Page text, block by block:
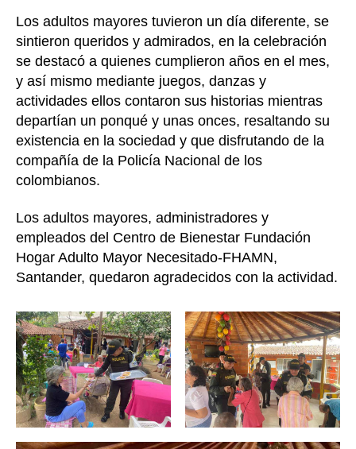
Los adultos mayores tuvieron un día diferente, se
sintieron queridos y admirados, en la celebración
se destacó a quienes cumplieron años en el mes,
y así mismo mediante juegos, danzas y
actividades ellos contaron sus historias mientras
departían un ponqué y unas onces, resaltando su
existencia en la sociedad y que disfrutando de la
compañía de la Policía Nacional de los
colombianos.
Los adultos mayores, administradores y
empleados del Centro de Bienestar Fundación
Hogar Adulto Mayor Necesitado-FHAMN,
Santander, quedaron agradecidos con la actividad.